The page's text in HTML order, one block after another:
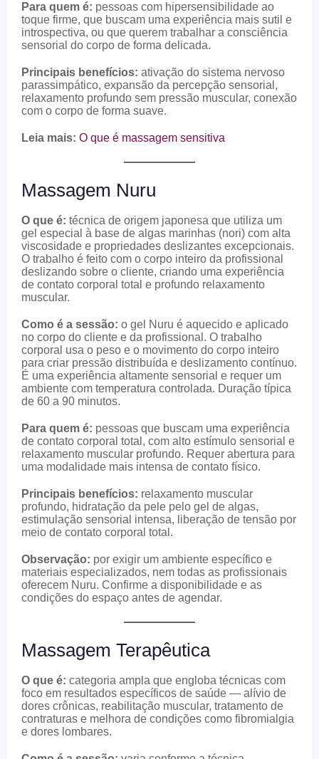
Para quem é: pessoas com hipersensibilidade ao
toque firme, que buscam uma experiência mais sutil e
introspectiva, ou que querem trabalhar a consciência
sensorial do corpo de forma delicada.
Principais benefícios: ativação do sistema nervoso
parassimpático, expansão da percepção sensorial,
relaxamento profundo sem pressão muscular, conexão
com o corpo de forma suave.
Leia mais: O que é massagem sensitiva
Massagem Nuru
O que é: técnica de origem japonesa que utiliza um
gel especial à base de algas marinhas (nori) com alta
viscosidade e propriedades deslizantes excepcionais.
O trabalho é feito com o corpo inteiro da profissional
deslizando sobre o cliente, criando uma experiência
de contato corporal total e profundo relaxamento
muscular.
Como é a sessão: o gel Nuru é aquecido e aplicado
no corpo do cliente e da profissional. O trabalho
corporal usa o peso e o movimento do corpo inteiro
para criar pressão distribuída e deslizamento contínuo.
É uma experiência altamente sensorial e requer um
ambiente com temperatura controlada. Duração típica
de 60 a 90 minutos.
Para quem é: pessoas que buscam uma experiência
de contato corporal total, com alto estímulo sensorial e
relaxamento muscular profundo. Requer abertura para
uma modalidade mais intensa de contato físico.
Principais benefícios: relaxamento muscular
profundo, hidratação da pele pelo gel de algas,
estimulação sensorial intensa, liberação de tensão por
meio de contato corporal total.
Observação: por exigir um ambiente específico e
materiais especializados, nem todas as profissionais
oferecem Nuru. Confirme a disponibilidade e as
condições do espaço antes de agendar.
Massagem Terapêutica
O que é: categoria ampla que engloba técnicas com
foco em resultados específicos de saúde — alívio de
dores crônicas, reabilitação muscular, tratamento de
contraturas e melhora de condições como fibromialgia
e dores lombares.